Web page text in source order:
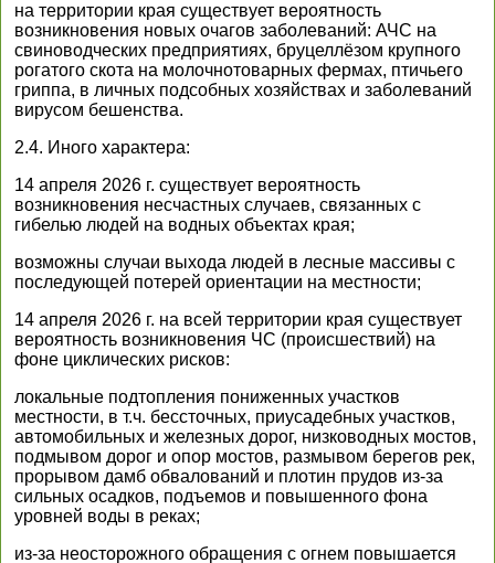
на территории края существует вероятность
возникновения новых очагов заболеваний: АЧС на
свиноводческих предприятиях, бруцеллёзом крупного
рогатого скота на молочнотоварных фермах, птичьего
гриппа, в личных подсобных хозяйствах и заболеваний
вирусом бешенства.
2.4. Иного характера:
14 апреля 2026 г. существует вероятность
возникновения несчастных случаев, связанных с
гибелью людей на водных объектах края;
возможны случаи выхода людей в лесные массивы с
последующей потерей ориентации на местности;
14 апреля 2026 г. на всей территории края существует
вероятность возникновения ЧС (происшествий) на
фоне циклических рисков:
локальные подтопления пониженных участков
местности, в т.ч. бессточных, приусадебных участков,
автомобильных и железных дорог, низководных мостов,
подмывом дорог и опор мостов, размывом берегов рек,
прорывом дамб обвалований и плотин прудов из-за
сильных осадков, подъемов и повышенного фона
уровней воды в реках;
из-за неосторожного обращения с огнем повышается